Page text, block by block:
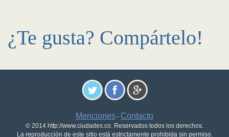
¿Te gusta? Compártelo!
Menciones - Contacto
© 2014 http://www.ciudades.co. Reservados todos los derechos.
La reproducción de este sitio está estrictamente prohibida sin permiso.